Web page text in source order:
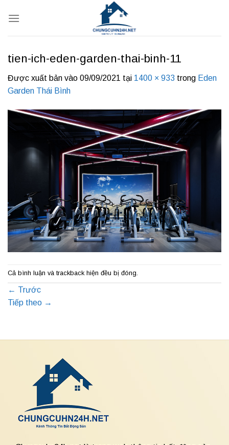
qua
tien-ich-eden-garden-thai-binh-11
Được xuất bản vào 09/09/2021 tại 1400 × 933 trong Eden
Garden Thái Bình
Cả bình luận và trackback hiện đều bị đóng.
← Trước
Tiếp theo →